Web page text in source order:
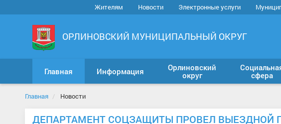
Жителям Новости Электронные услуги
ОРЛИНОВСКИЙ МУНИЦИПАЛЬНЫЙ ОКРУГ
Главная Информация
Орлиновский
округ
сфера
Главная Новости
ДЕПАРТАМЕНТ СОЦЗАЩИТЫ ПРОВЕЛ ВЫЕЗДНОЙ